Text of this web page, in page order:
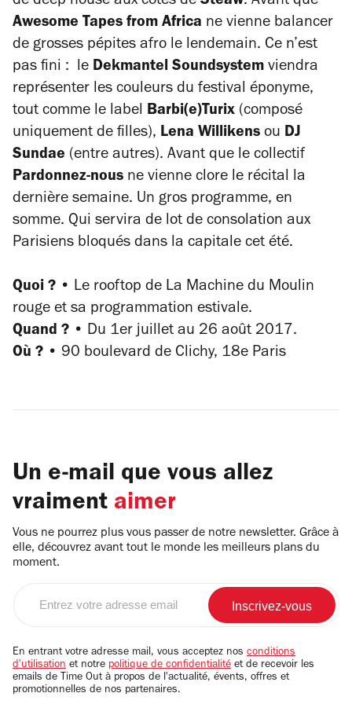
Awesome Tapes from Africa ne vienne balancer
de grosses pépites afro le lendemain. Ce n’est
pas fini : le Dekmantel Soundsystem viendra
représenter les couleurs du festival éponyme,
tout comme le label Barbi(e)Turix (composé
uniquement de filles), Lena Willikens ou DJ
Sundae (entre autres). Avant que le collectif
Pardonnez-nous ne vienne clore le récital la
dernière semaine. Un gros programme, en
somme. Qui servira de lot de consolation aux
Parisiens bloqués dans la capitale cet été.
Quoi ? • Le rooftop de La Machine du Moulin
rouge et sa programmation estivale.
Quand ? • Du 1er juillet au 26 août 2017.
Où ? • 90 boulevard de Clichy, 18e Paris
Un e-mail que vous allez
vraiment aimer
Vous ne pourrez plus vous passer de notre newsletter. Grâce à
elle, découvrez avant tout le monde les meilleurs plans du
moment.
email
En entrant votre adresse mail, vous acceptez nos conditions
d'utilisation et notre politique de confidentialité et de recevoir les
emails de Time Out à propos de l'actualité, évents, offres et
promotionnelles de nos partenaires.